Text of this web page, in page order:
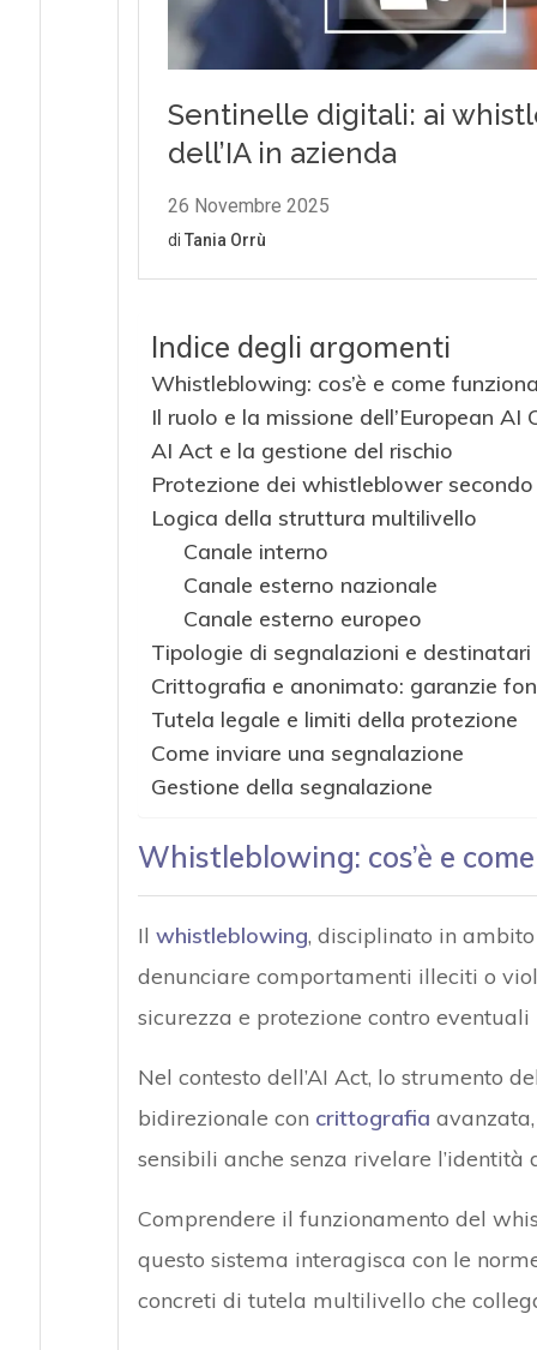
Indice degli argomenti
Whistleblowing: cos’è e come
Il ruolo e la missione dell’European AI
AI Act e la gestione del rischio
Protezione dei whistleblower
Logica della struttura multilivello
Canale interno
Canale esterno nazionale
Canale esterno europeo
Tipologie di segnalazioni e destinatari
Crittografia e anonimato: garanzie
Tutela legale e limiti della protezione
Come inviare una segnalazione
Gestione della segnalazione
Whistleblowing: cos’è e
Il whistleblowing, disciplinato in
denunciare comportamenti illeciti o
sicurezza e protezione contro
Nel contesto dell’AI Act, lo strumento
bidirezionale con crittografia
sensibili anche senza rivelare
Comprendere il funzionamento del
questo sistema interagisca con le
concreti di tutela multilivello che